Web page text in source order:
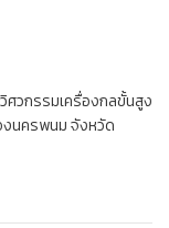
วกรรมเครื่องกลขั้นสูง
งนครพนม จังหวัด